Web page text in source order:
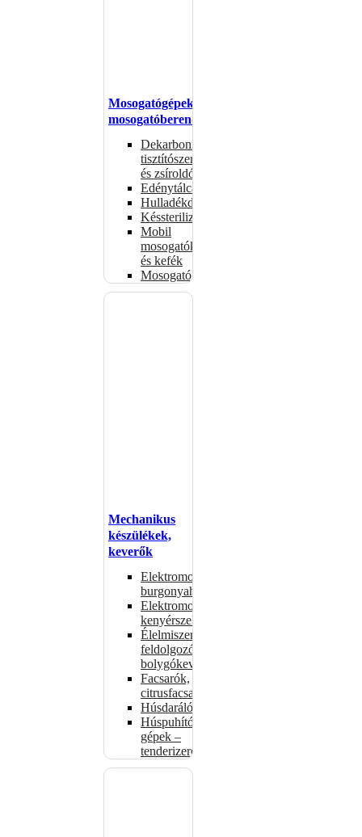
Mosogatógépek,
mosogatóberendezések
Dekarbonizáló
tisztítószerek
és zsíroldók
Edénytálcák
Hulladékdarálók
Késsterilizátorok
Mobil
mosogatók
és kefék
Mosogatógépkosarak
Mechanikus
készülékek,
keverők
Elektromos
burgonyahámozók
Elektromos
kenyérszeletelők
Élelmiszer-
feldolgozók –
bolygókeverők
Facsarók,
citrusfacsarók
Húsdarálók
Húspuhító
gépek –
tenderizerek